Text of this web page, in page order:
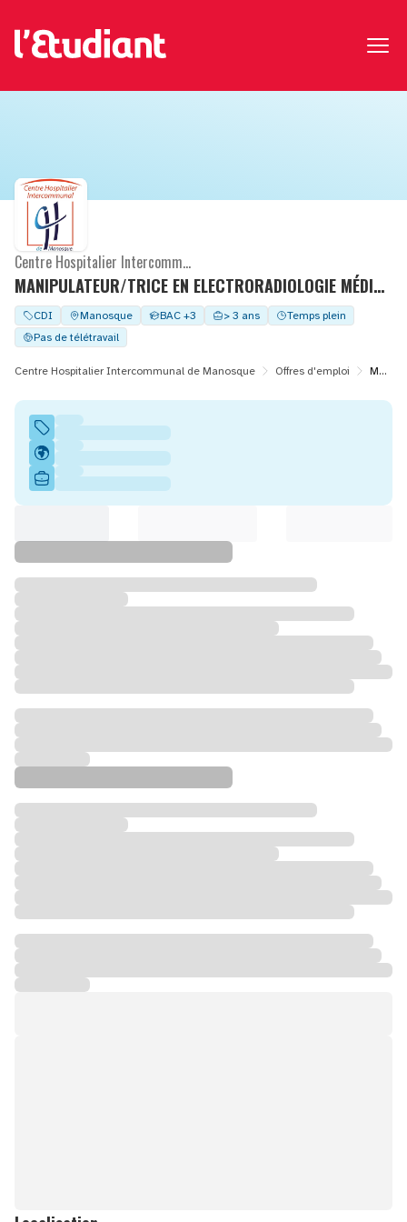
MANIPULATEUR/TRICE EN ELECTRORADIOLOGIE MÉDICALE
Centre Hospitalier Intercommunal de Manosque
CDI Manosque BAC +3 > 3 ans
Temps plein
Pas de télétravail
Centre Hospitalier Intercommunal de Manosque Offres d'emploi MANIPULATEUR/TRICE EN ELECTRORADIOLOGIE MÉDICALE